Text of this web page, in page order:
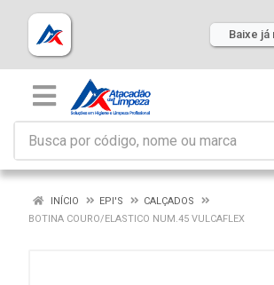
Baixe já
INÍCIO EPI'S
CALÇADOS
BOTINA COURO/ELASTICO NUM.45 VULCAFLEX